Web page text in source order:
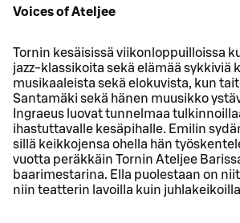
Voices of Ateljee
Tornin kesäisissä viikonloppuilloissa
jazz-klassikoita sekä elämää sykkiviä
musikaaleista sekä elokuvista, kun
Santamäki sekä hänen muusikko
Ingraeus luovat tunnelmaa
ihastuttavalle kesäpihalle. Emilin
sillä keikkojensa ohella hän
vuotta peräkkäin Tornin Ateljee
baarimestarina. Ella puolestaan on
niin teatterin lavoilla kuin